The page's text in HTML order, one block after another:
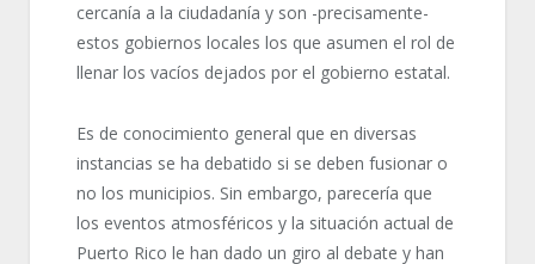
cercanía a la ciudadanía y son -precisamente-
estos gobiernos locales los que asumen el rol de
llenar los vacíos dejados por el gobierno estatal.
Es de conocimiento general que en diversas
instancias se ha debatido si se deben fusionar o
no los municipios. Sin embargo, parecería que
los eventos atmosféricos y la situación actual de
Puerto Rico le han dado un giro al debate y han